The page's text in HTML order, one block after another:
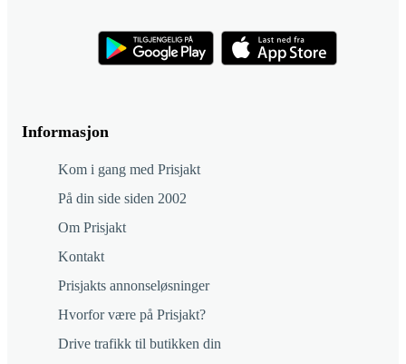
Informasjon
Kom i gang med Prisjakt
På din side siden 2002
Om Prisjakt
Kontakt
Prisjakts annonseløsninger
Hvorfor være på Prisjakt?
Drive trafikk til butikken din